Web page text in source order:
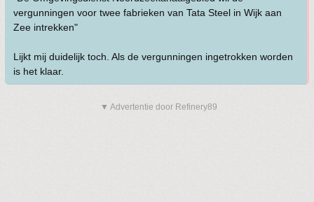
vergunningen voor twee fabrieken van Tata Steel in Wijk aan
Zee intrekken"
Lijkt mij duidelijk toch. Als de vergunningen ingetrokken worden
is het klaar.
▼ Advertentie door Refinery89